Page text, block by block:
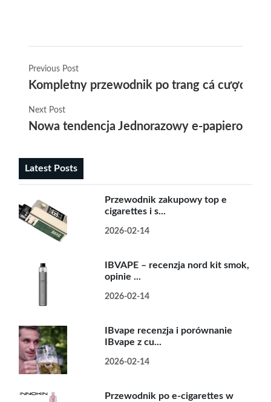
Previous Post
Kompletny przewodnik po trang cá cược uy
Next Post
Nowa tendencja Jednorazowy e-papierosy
Latest Posts
Przewodnik zakupowy top e
cigarettes i s...
2026-02-14
IBVAPE – recenzja nord kit smok,
opinie ...
2026-02-14
IBvape recenzja i porównanie
IBvape z cu...
2026-02-14
Przewodnik po e-cigarettes w